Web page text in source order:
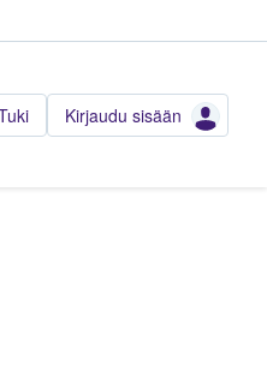
Kirjaudu sisään